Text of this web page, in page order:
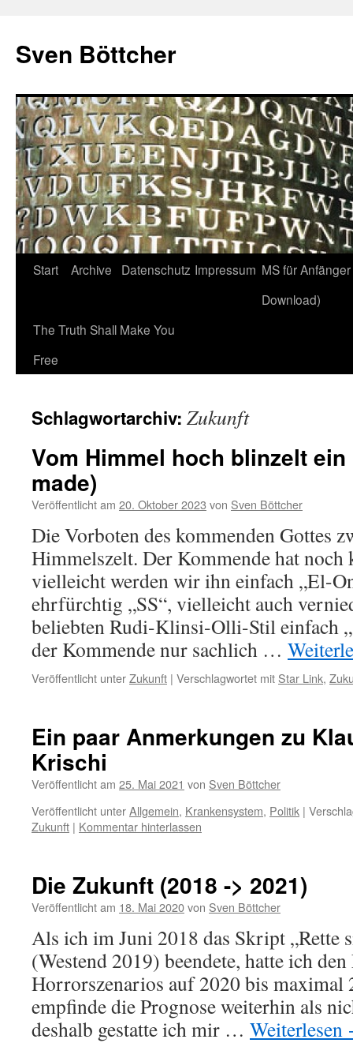
springen
Sven Böttcher
Start Archive Datenschutz Impressum MS für
Download)
The Truth Shall Make You
Free
Schlagwortarchiv: Zukunft
Vom Himmel hoch blinzelt
made)
Veröffentlicht am 20. Oktober 2023 von Sven Böttcher
Die Vorboten des kommenden Gottes
Himmelszelt. Der Kommende hat noch
vielleicht werden wir ihn einfach „El-
ehrfürchtig „SS“, vielleicht auch
beliebten Rudi-Klinsi-Olli-Stil einfach
der Kommende nur sachlich …
Veröffentlicht unterZukunft | Verschlagwortet mit Star Link,
Ein paar Anmerkungen zu
Krischi
Veröffentlicht am 25. Mai 2021 von Sven Böttcher
Veröffentlicht unterAllgemein, Krankensystem, Politik |
Zukunft | Kommentar hinterlassen
Die Zukunft (2018 -> 2021)
Veröffentlicht am 18. Mai 2020von Sven Böttcher
Als ich im Juni 2018 das Skript „Rette
(Westend 2019) beendete, hatte ich
Horrorszenarios auf 2020 bis maximal
empfinde die Prognose weiterhin als
deshalb gestatte ich mir … Weiterlesen